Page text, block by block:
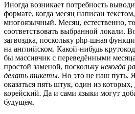
Иногда возникает потребность
формате, когда месяц написан
многоязычный. Месяц, естественно,
соответствовать выбранной локали.
загвоздка, поскольку php-шная
на английском. Какой-нибудь
бы массивчик с переведёнными
простой заменой, поскольку некогда
делать тикеты. Но это не наш путь.
оказаться пять штук, один из
корейский. Да и сами языки могут
будущем.